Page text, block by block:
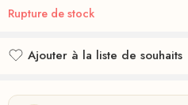
Rupture de stock
Ajouter à la liste de souhaits